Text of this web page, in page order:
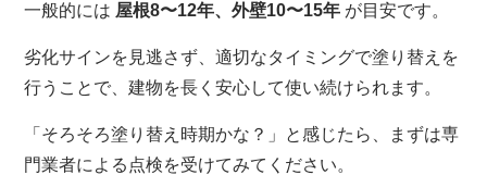
一般的には 屋根8〜12年、外壁10〜15年 が目安です。
劣化サインを見逃さず、適切なタイミングで塗り替えを
行うことで、建物を長く安心して使い続けられます。
「そろそろ塗り替え時期かな？」と感じたら、まずは専
門業者による点検を受けてみてください。